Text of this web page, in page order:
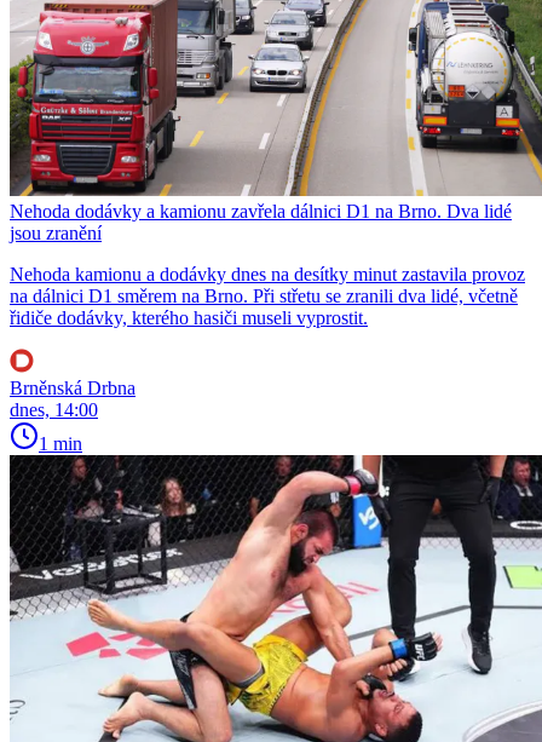
Nehoda dodávky a kamionu zavřela dálnici D1 na Brno. Dva lidé
jsou zranění
Nehoda kamionu a dodávky dnes na desítky minut zastavila provoz
na dálnici D1 směrem na Brno. Při střetu se zranili dva lidé, včetně
řidiče dodávky, kterého hasiči museli vyprostit.
Brněnská Drbna
dnes, 14:00
1 min